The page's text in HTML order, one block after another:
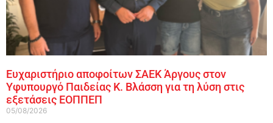
Ευχαριστήριο αποφοίτων ΣΑΕΚ Άργους στον
Υφυπουργό Παιδείας Κ. Βλάσση για τη λύση στις
εξετάσεις ΕΟΠΠΕΠ
05/08/2026